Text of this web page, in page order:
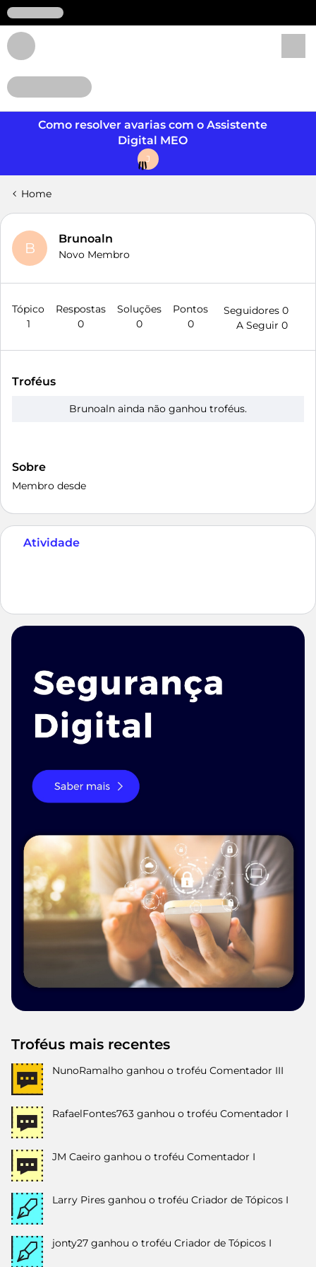
Como resolver avarias com o Assistente
Digital MEO
J
Home
B
Brunoaln
Novo Membro
Tópico
1
Respostas
0
Soluções
0
Pontos
0
Seguidores 0
A Seguir 0
Troféus
Brunoaln ainda não ganhou troféus.
Sobre
Membro desde
Atividade
Troféus mais recentes
NunoRamalho ganhou o troféu Comentador III
RafaelFontes763 ganhou o troféu Comentador I
JM Caeiro ganhou o troféu Comentador I
Larry Pires ganhou o troféu Criador de Tópicos I
jonty27 ganhou o troféu Criador de Tópicos I